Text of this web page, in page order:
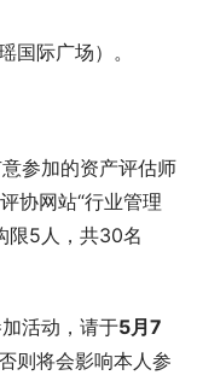
国际广场）。
参加的资产评估师
协网站“行业管理
限5人，共30名
活动，请于5月 7
则将会影响本人参